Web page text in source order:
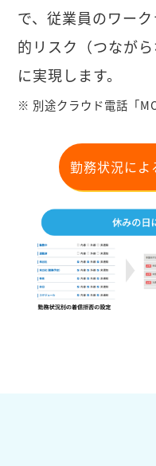
で、従業員のワー
的リスク（つなが
に実現します。
※ 別途クラウド電話「
勤務状況によ